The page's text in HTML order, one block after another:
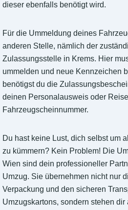
dieser ebenfalls benötigt wird.
Für die Ummeldung deines
anderen Stelle, nämlich der
Zulassungsstelle in Krems. Hier
ummelden und neue Kennzeichen
benötigst du die
deinen Personalausweis oder
Fahrzeugscheinnummer.
Du hast keine Lust, dich selbst um
zu kümmern? Kein Problem! Die
Wien sind dein professioneller
Umzug. Sie übernehmen nicht nur
Verpackung und den sicheren
Umzugskartons, sondern stehen dir